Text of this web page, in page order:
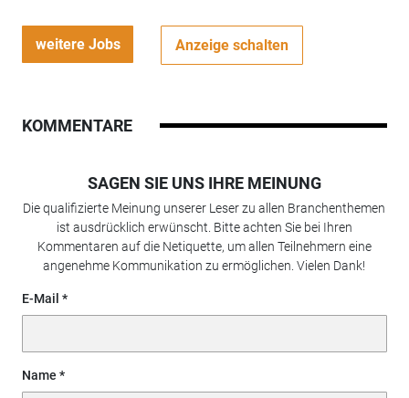
weitere Jobs Anzeige schalten
KOMMENTARE
SAGEN SIE UNS IHRE MEINUNG
Die qualifizierte Meinung unserer Leser zu allen Branchenthemen
ist ausdrücklich erwünscht. Bitte achten Sie bei Ihren
Kommentaren auf die Netiquette, um allen Teilnehmern eine
angenehme Kommunikation zu ermöglichen. Vielen Dank!
E-Mail
Name